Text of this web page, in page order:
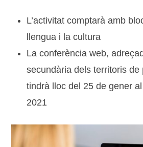
L’activitat comptarà amb
llengua i la cultura
La conferència web,
secundària dels territoris de
tindrà lloc del 25 de gener
2021